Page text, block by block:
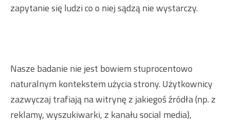
zapytanie się ludzi co o niej sądzą nie wystarczy.
Nasze badanie nie jest bowiem stuprocentowo
naturalnym kontekstem użycia strony. Użytkownicy
zazwyczaj trafiają na witrynę z jakiegoś źródła (np. z
reklamy, wyszukiwarki, z kanału social media),